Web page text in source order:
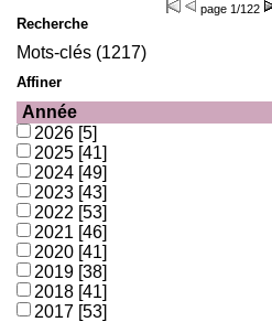
page 1/122
Recherche
Mots-clés (1217)
Affiner
Année
2026 [5]
2025 [41]
2024 [49]
2023 [43]
2022 [53]
2021 [46]
2020 [41]
2019 [38]
2018 [41]
2017 [53]